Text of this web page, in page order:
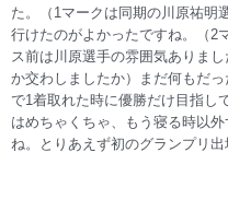
た。（1マークは同期の川原祐明
行けたのがよかったですね。（2
ス前は川原選手の雰囲気ありま
か交わしましたか）まだ何もだ
で1着取れた時に優勝だけ目指し
はめちゃくちゃ、もう寝る時以
ね。とりあえず初のグランプリ